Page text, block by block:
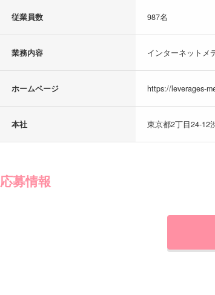
従業員数 987名
業務内容 インターネットメ
ホームページ https://leverages-
本社 東京都2丁目24-12
応募情報